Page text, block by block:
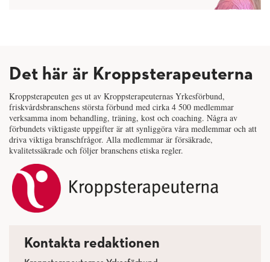
Det här är Kroppsterapeuterna
Kroppsterapeuten ges ut av Kroppsterapeuternas Yrkesförbund,
friskvårdsbranschens största förbund med cirka 4 500 medlemmar
verksamma inom behandling, träning, kost och coaching. Några av
förbundets viktigaste uppgifter är att synliggöra våra medlemmar och att
driva viktiga branschfrågor. Alla medlemmar är försäkrade,
kvalitetssäkrade och följer branschens etiska regler.
Kontakta redaktionen